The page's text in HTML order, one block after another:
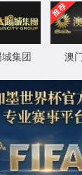
信息化服务平
XML 地图